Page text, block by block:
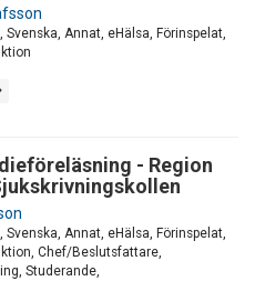
, Svenska, Annat, eHälsa, Förinspelat,
- Region
, Svenska, Annat, eHälsa, Förinspelat,
Chef/Beslutsfattare,
Studerande,